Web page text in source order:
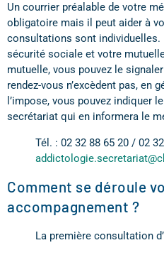
Un courrier préalable de votre
obligatoire mais il peut aider à
consultations sont
sécurité sociale et votre
mutuelle, vous pouvez le
rendez-vous n’excèdent pas, en
l’impose, vous pouvez indiquer
secrétariat qui en informera le
Tél. : 02 32 88 65 20 / 02
Comment se déroule
accompagnement ?
La première consultation